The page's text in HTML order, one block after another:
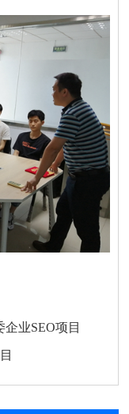
业SEO项目